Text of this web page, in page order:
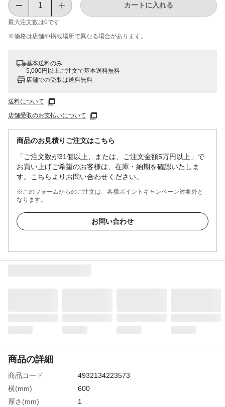
最大注文数は0です
カートに入れる
※価格は​店舗や​掲載場所で​異なる​場合が​あります。
基本送料のみ
5,000円以上ご注文で基本送料無料
店舗での受取は送料無料
送料について
店舗受取のお支払いについて
商品のお見積りご注文はこちら
「ご注文数が31個以上、または、ご注文金額5万円以上」で
お買い上げご希望のお客様は、在庫・納期を確認いたしま
す。こちらよりお問い合わせください。
※このフォームからのご注文は、各種ポイントキャンペーン対象外と
なります。
お問い合わせ
商品の詳細
商品コード
4932134223573
横(mm)
600
厚さ(mm)
1